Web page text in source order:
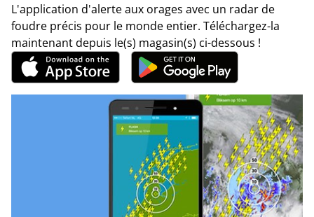
L'application d'alerte aux orages avec un radar de
foudre précis pour le monde entier. Téléchargez-la
maintenant depuis le(s) magasin(s) ci-dessous !